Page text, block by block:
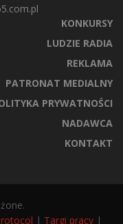
KONKURSY
LUDZIE RADIA
REKLAMA
PATRONAT MEDIALNY
PRYWATNOŚCI
NADAWCA
KONTAKT
| Targi pracy |